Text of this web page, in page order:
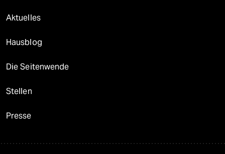
Aktuelles
Hausblog
Die Seitenwende
Stellen
Presse